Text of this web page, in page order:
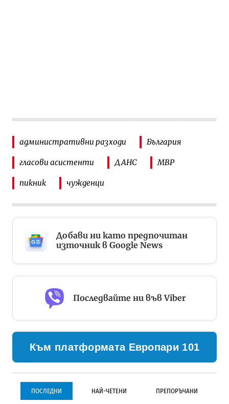
административни разходи България
гласови асистенти ДАНС МВР
пикник чужденци
Добави ни като предпочитан
източник в Google News
Последвайте ни във Viber
Към платформата Европари 101
ПОСЛЕДНИ НАЙ-ЧЕТЕНИ ПРЕПОРЪЧАНИ